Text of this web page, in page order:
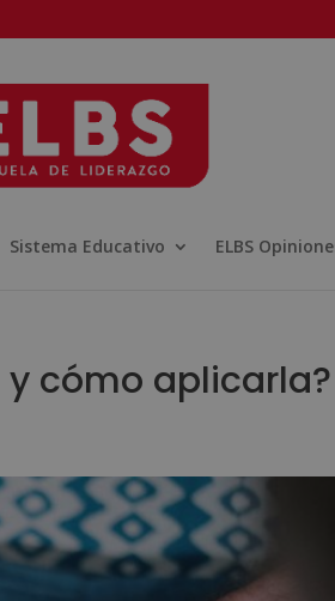
Sistema Educativo ELBS
cómo aplicarla?